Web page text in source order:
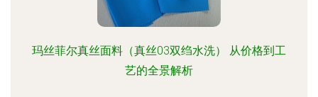
玛丝菲尔真丝面料（真丝03双绉水洗） 从价格到工
艺的全景解析